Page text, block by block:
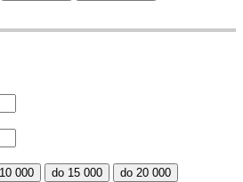
000 do 15 000 do 20 000